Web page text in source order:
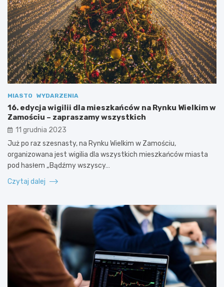
MIASTO WYDARZENIA
16. edycja wigilii dla mieszkańców na Rynku Wielkim w
Zamościu – zapraszamy wszystkich
11 grudnia 2023
Już po raz szesnasty, na Rynku Wielkim w Zamościu,
organizowana jest wigilia dla wszystkich mieszkańców miasta
pod hasłem „Bądźmy wszyscy…
Czytaj dalej